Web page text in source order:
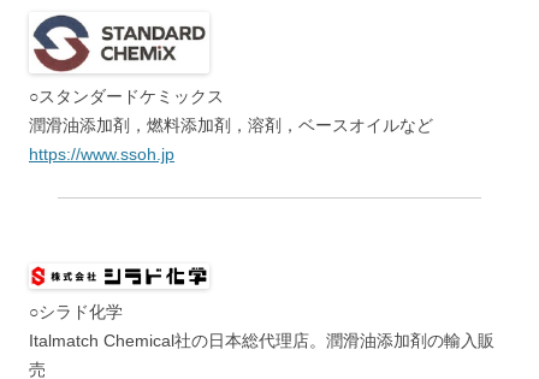
○スタンダードケミックス
潤滑油添加剤，燃料添加剤，溶剤，ベースオイルなど
https://www.ssoh.jp
○シラド化学
Italmatch Chemical社の日本総代理店。潤滑油添加剤の輸入販
売